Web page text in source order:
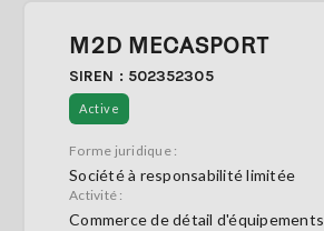
M2D MECASPORT
SIREN : 502352305
Active
Forme juridique :
Société à responsabilité limitée
Activité :
Commerce de détail d'équipements